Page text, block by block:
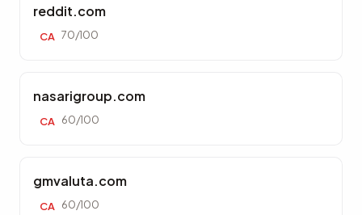
reddit.com
CA 70/100
nasarigroup.com
CA 60/100
gmvaluta.com
CA 60/100